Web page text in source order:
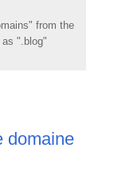
from the
as ".blog"
domaine